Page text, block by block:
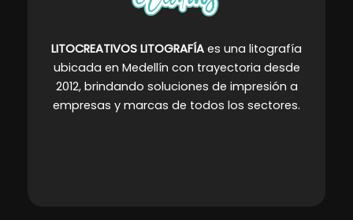
LITOCREATIVOS LITOGRAFÍA es una litografía
ubicada en Medellín con trayectoria desde
2012, brindando soluciones de impresión a
empresas y marcas de todos los sectores.